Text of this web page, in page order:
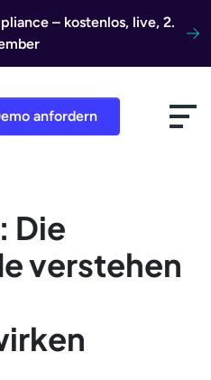
– kostenlos, live, 2.
anfordern
Die
verstehen